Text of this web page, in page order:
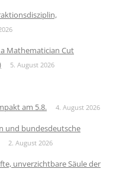
Mathematician Cut
5. August 2026
am 5.8. 4. August 2026
und bundesdeutsche
2. August 2026
unverzichtbare Säule der